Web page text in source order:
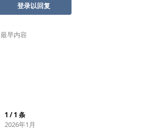
登录以回复
最早内容
1 /1 条
2026年1月